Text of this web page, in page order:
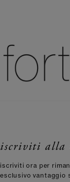
iscriviti alla
iscriviti ora per
esclusivo vantaggio